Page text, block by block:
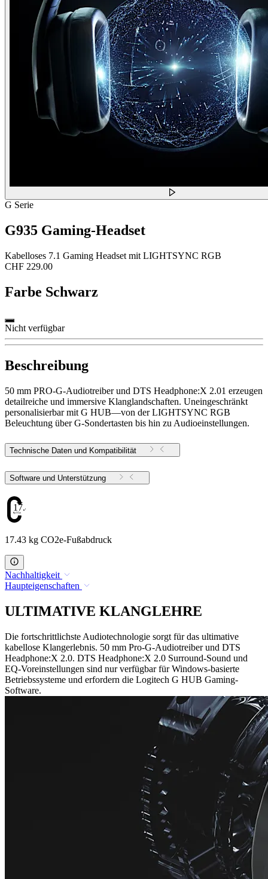
G Serie
G935 Gaming-Headset
Kabelloses 7.1 Gaming Headset mit LIGHTSYNC RGB
CHF 229.00
Farbe Schwarz
Nicht verfügbar
Beschreibung
50 mm PRO-G-Audiotreiber und DTS Headphone:X 2.01 erzeugen
detailreiche und immersive Klanglandschaften. Uneingeschränkt
personalisierbar mit G HUB—von der LIGHTSYNC RGB
Beleuchtung über G-Sondertasten bis hin zu Audioeinstellungen.
Technische Daten und Kompatibilität
Software und Unterstützung
17.43
17.43 kg CO2e-Fußabdruck
Nachhaltigkeit
Haupteigenschaften
ULTIMATIVE KLANGLEHRE
Die fortschrittlichste Audiotechnologie sorgt für das ultimative
kabellose Klangerlebnis. 50 mm Pro-G-Audiotreiber und DTS
Headphone:X 2.0. DTS Headphone:X 2.0 Surround-Sound und
EQ-Voreinstellungen sind nur verfügbar für Windows-basierte
Betriebssysteme und erfordern die Logitech G HUB Gaming-
Software.